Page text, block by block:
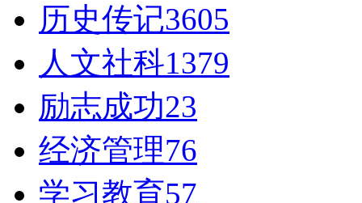
历史传记3605
人文社科1379
励志成功23
经济管理76
学习教育57